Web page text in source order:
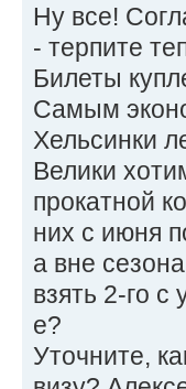
Ну все!
- терпите
Билеты
Самым
Хельсинки
Велики
прокатной
них с июня
а вне
взять 2-го
е?
Уточните,